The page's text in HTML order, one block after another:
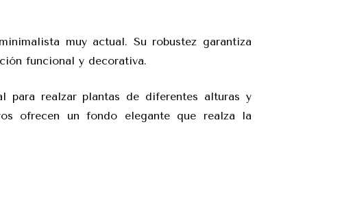
muy actual. Su robustez garantiza
funcional y decorativa.
para realzar plantas de diferentes alturas y
ofrecen un fondo elegante que realza la